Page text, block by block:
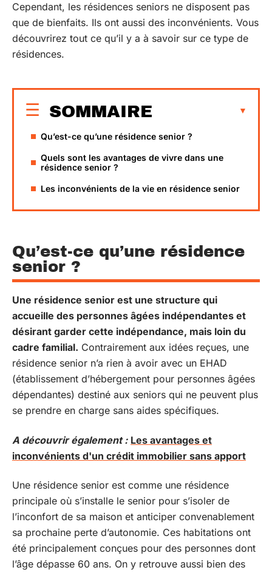
Cependant, les résidences seniors ne disposent pas
que de bienfaits. Ils ont aussi des inconvénients. Vous
découvrirez tout ce qu’il y a à savoir sur ce type de
résidences.
SOMMAIRE
Qu’est-ce qu’une résidence senior ?
Quels sont les avantages de vivre dans une
résidence senior ?
Les inconvénients de la vie en résidence senior
Qu’est-ce qu’une résidence
senior ?
Une résidence senior est une structure qui
accueille des personnes âgées indépendantes et
désirant garder cette indépendance, mais loin du
cadre familial. Contrairement aux idées reçues, une
résidence senior n’a rien à avoir avec un EHAD
(établissement d’hébergement pour personnes âgées
dépendantes) destiné aux seniors qui ne peuvent plus
se prendre en charge sans aides spécifiques.
A découvrir également : Les avantages et
inconvénients d'un crédit immobilier sans apport
Une résidence senior est comme une résidence
principale où s’installe le senior pour s’isoler de
l’inconfort de sa maison et anticiper convenablement
sa prochaine perte d’autonomie. Ces habitations ont
été principalement conçues pour des personnes dont
l’âge dépasse 60 ans. On y retrouve aussi bien des